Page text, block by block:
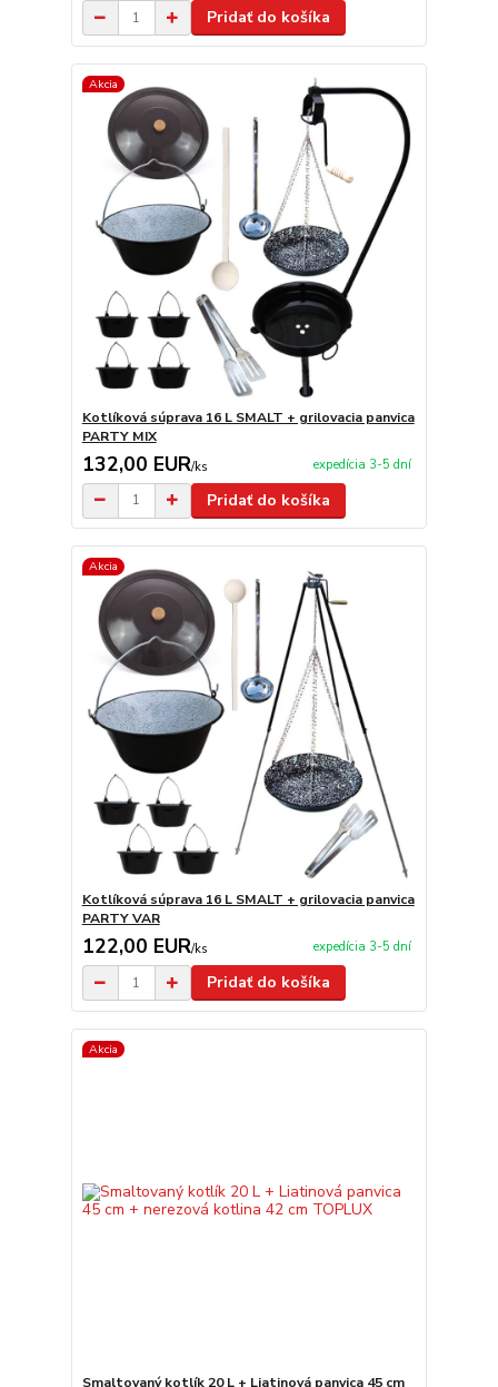
Pridať do košíka
Akcia
Kotlíková súprava 16 L SMALT + grilovacia panvica
PARTY MIX
132,00 EUR/ks expedícia 3-5 dní
Pridať do košíka
Akcia
Kotlíková súprava 16 L SMALT + grilovacia panvica
PARTY VAR
122,00 EUR/ks expedícia 3-5 dní
Pridať do košíka
Akcia
Smaltovaný kotlík 20 L + Liatinová panvica 45 cm